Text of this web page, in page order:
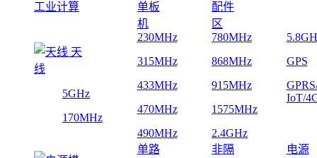
工业计算
单板
机
配件
区
天
线
5GHz
170MHz
230MHz
315MHz
433MHz
470MHz
490MHz
780MHz
868MHz
915MHz
1575MHz
2.4GHz
GPS
IoT/
单路
非隔
电源